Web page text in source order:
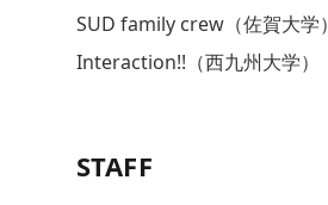
SUD family crew（佐賀大学）
Interaction!!（西九州大学）
STAFF